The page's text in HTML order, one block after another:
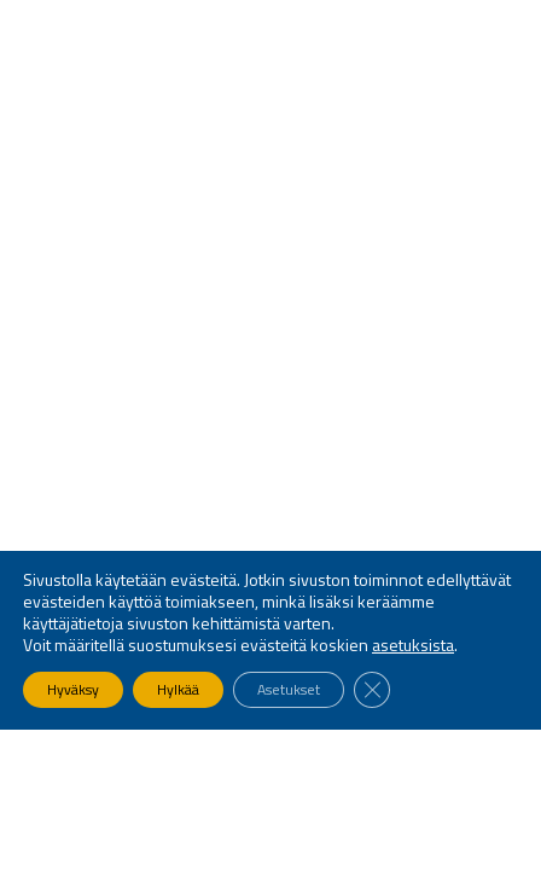
Sivustolla käytetään evästeitä. Jotkin sivuston toiminnot edellyttävät
evästeiden käyttöä toimiakseen, minkä lisäksi keräämme
käyttäjätietoja sivuston kehittämistä varten.
Voit määritellä suostumuksesi evästeitä koskien asetuksista.
Hyväksy Hylkää Asetukset SULJE